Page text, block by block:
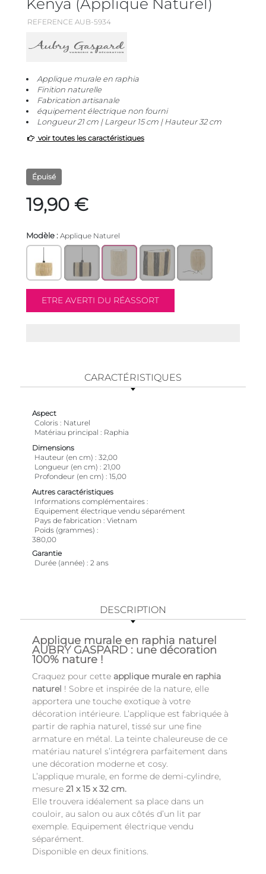
Kenya (Applique Naturel)
REFERENCE AUB-5934
Applique murale en raphia
Finition naturelle
Fabrication artisanale
équipement électrique non fourni
Longueur 21 cm | Largeur 15 cm | Hauteur 32 cm
voir toutes les caractéristiques
Épuisé
19,90 €
Modèle : Applique Naturel
CARACTÉRISTIQUES
Aspect
Coloris
Naturel
Matériau principal
Raphia
Dimensions
Hauteur (en cm)
32,00
Longueur (en cm)
21,00
Profondeur (en cm)
15,00
Autres caractéristiques
Informations complémentaires
Equipement électrique vendu séparément
Pays de fabrication
Vietnam
Poids (grammes)
380,00
Garantie
Durée (année)
2 ans
DESCRIPTION
Applique murale en raphia naturel
AUBRY GASPARD : une décoration
100% nature !
Craquez pour cette applique murale en raphia
naturel ! Sobre et inspirée de la nature, elle
apportera une touche exotique à votre
décoration intérieure. L’applique est fabriquée à
partir de raphia naturel, tissé sur une fine
armature en métal. La teinte chaleureuse de ce
matériau naturel s’intégrera parfaitement dans
une décoration moderne et cosy.
L’applique murale, en forme de demi-cylindre,
mesure 21 x 15 x 32 cm.
Elle trouvera idéalement sa place dans un
couloir, au salon ou aux côtés d’un lit par
exemple. Equipement électrique vendu
séparément.
Disponible en deux finitions.